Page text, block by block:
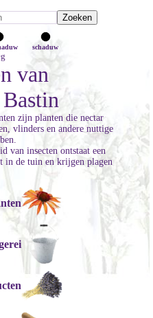
schaduw
van
zijn planten die nectar
vlinders en andere nuttige
van insecten ontstaat een
in de tuin en krijgen plagen